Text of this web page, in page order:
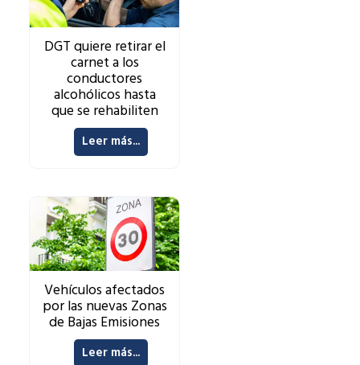
DGT quiere retirar el
carnet a los
conductores
alcohólicos hasta
que se rehabiliten
Leer más...
Vehículos afectados
por las nuevas Zonas
de Bajas Emisiones
Leer más...